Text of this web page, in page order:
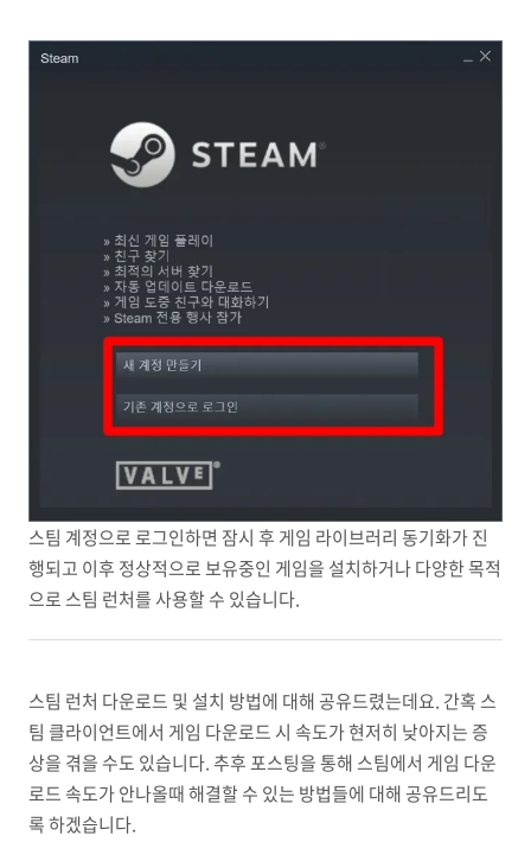
스팀 계정으로 로그인하면 잠시 후 게임 라이브러리 동기화가 진
행되고 이후 정상적으로 보유중인 게임을 설치하거나 다양한 목적
으로 스팀 런처를 사용할 수 있습니다.
스팀 런처 다운로드 및 설치 방법에 대해 공유드렸는데요. 간혹 스
팀 클라이언트에서 게임 다운로드 시 속도가 현저히 낮아지는 증
상을 겪을 수도 있습니다. 추후 포스팅을 통해 스팀에서 게임 다운
로드 속도가 안나올때 해결할 수 있는 방법들에 대해 공유드리도
록 하겠습니다.